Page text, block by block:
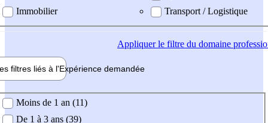
Immobilier
Transport / Logistique
Appliquerle filtre du domaine
filtres liés à l'Expérience demandée
demandée
Moins de 1 an (11)
De 1 à 3 ans (39)